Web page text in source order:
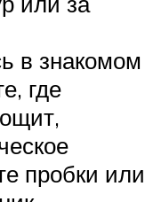
в знакомом
где
пробки или